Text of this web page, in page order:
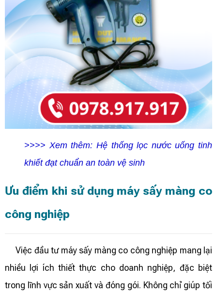
>>>> Xem thêm: Hệ thống lọc nước uống tinh
khiết đạt chuẩn an toàn vệ sinh
Ưu điểm khi sử dụng máy sấy màng co
công nghiệp
Việc đầu tư máy sấy màng co công nghiệp mang lại
nhiều lợi ích thiết thực cho doanh nghiệp, đặc biệt
trong lĩnh vực sản xuất và đóng gói. Không chỉ giúp tối